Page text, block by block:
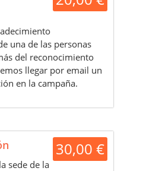
una de las personas
del reconocimiento
llegar por email un
en la campaña.
30,00 €
sede de la